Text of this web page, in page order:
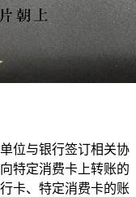
位与银行签订相关协
特定消费卡上转账的
卡、特定消费卡的账